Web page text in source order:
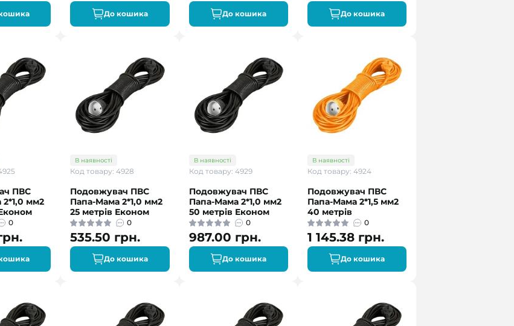
До кошика До кошика До кошика
ПВС
мм2
0
В наявності
Код товару: 4928
Подовжувач ПВС
Папа-Мама 2*1,0 мм2
25 метрів Економ
0
535.50 грн.
До кошика
В наявності
Код товару: 4929
Подовжувач ПВС
Папа-Мама 2*1,0 мм2
50 метрів Економ
0
987.00 грн.
До кошика
В наявності
Код товару: 4924
Подовжувач ПВС
Папа-Мама 2*1,5 мм2
40 метрів
0
1 145.38 грн.
До кошика